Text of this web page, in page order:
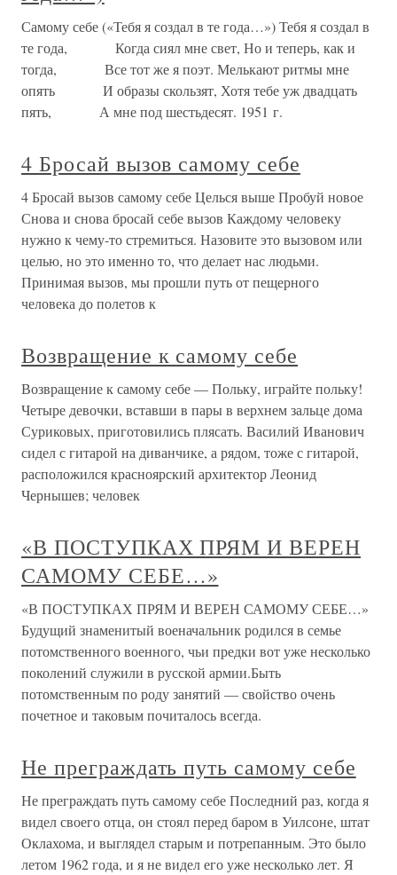
Самому себе («Тебя я создал в те года…») Тебя я создал в
те года, Когда сиял мне свет, Но и теперь, как и
тогда, Все тот же я поэт. Мелькают ритмы мне
опять И образы скользят, Хотя тебе уж двадцать
пять, А мне под шестьдесят. 1951 г.
4 Бросай вызов самому себе
4 Бросай вызов самому себе Целься выше Пробуй новое
Снова и снова бросай себе вызов Каждому человеку
нужно к чему-то стремиться. Назовите это вызовом или
целью, но это именно то, что делает нас людьми.
Принимая вызов, мы прошли путь от пещерного
человека до полетов к
Возвращение к самому себе
Возвращение к самому себе — Польку, играйте польку!
Четыре девочки, вставши в пары в верхнем зальце дома
Суриковых, приготовились плясать. Василий Иванович
сидел с гитарой на диванчике, а рядом, тоже с гитарой,
расположился красноярский архитектор Леонид
Чернышев; человек
«В ПОСТУПКАХ ПРЯМ И ВЕРЕН
САМОМУ СЕБЕ…»
«В ПОСТУПКАХ ПРЯМ И ВЕРЕН САМОМУ СЕБЕ…»
Будущий знаменитый военачальник родился в семье
потомственного военного, чьи предки вот уже несколько
поколений служили в русской армии.Быть
потомственным по роду занятий — свойство очень
почетное и таковым почиталось всегда.
Не преграждать путь самому себе
Не преграждать путь самому себе Последний раз, когда я
видел своего отца, он стоял перед баром в Уилсоне, штат
Оклахома, и выглядел старым и потрепанным. Это было
летом 1962 года, и я не видел его уже несколько лет. Я